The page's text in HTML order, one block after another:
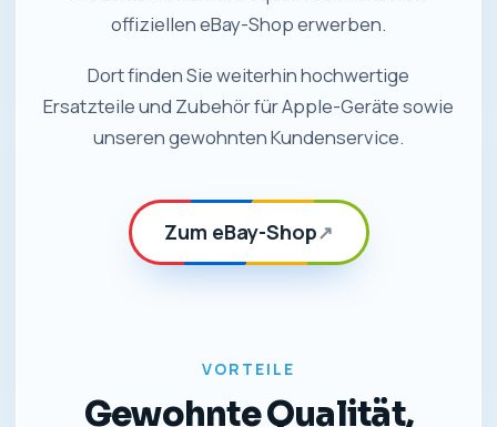
offiziellen eBay-Shop erwerben.
Dort finden Sie weiterhin hochwertige
Ersatzteile und Zubehör für Apple-Geräte sowie
unseren gewohnten Kundenservice.
Zum eBay-Shop↗
VORTEILE
Gewohnte Qualität,